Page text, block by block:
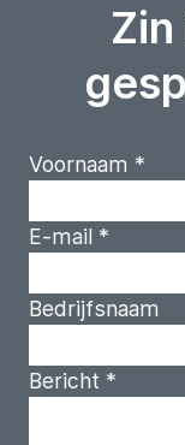
Voornaam *
E-mail *
Bedrijfsnaam
Bericht *